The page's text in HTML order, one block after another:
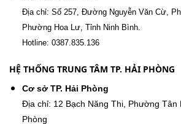
Địa chỉ: Số 257, Đường Nguyễn Văn Cừ,
Phường Hoa Lư, Tỉnh Ninh Bình.
Hotline: 0387.835.136
HỆ THỐNG TRUNG TÂM TP. HẢI PHÒNG
Cơ sở TP. Hải Phòng
Địa chỉ: 12 Bạch Năng Thi, Phường Tân
Phòng